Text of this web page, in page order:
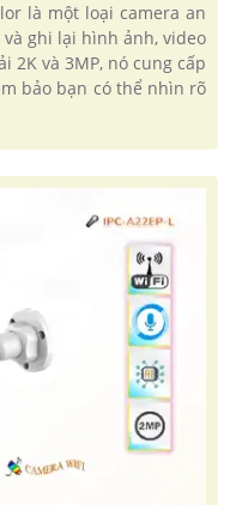
là một loại camera an
ghi lại hình ảnh, video
2K và 3MP, nó cung cấp
bảo bạn có thể nhìn rõ